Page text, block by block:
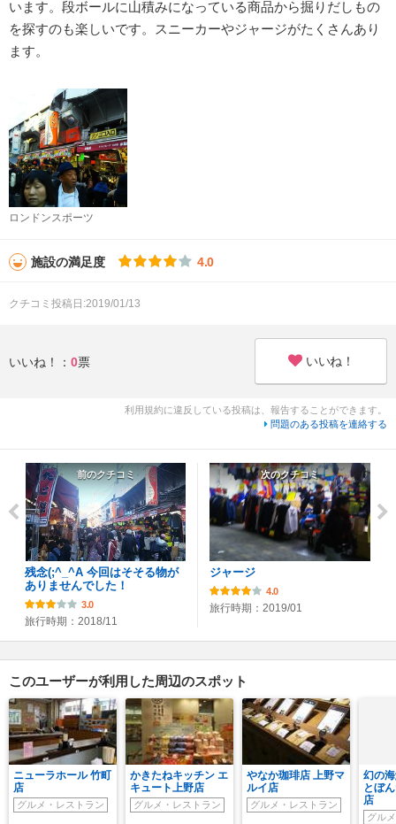
います。段ボールに山積みになっている商品から掘りだしもの
を探すのも楽しいです。スニーカーやジャージがたくさんあり
ます。
ロンドンスポーツ
施設の満足度 4.0
クチコミ投稿日:2019/01/13
いいね！： 0票 いいね！
利用規約に違反している投稿は、報告することができます。
問題のある投稿を連絡する
前のクチコミ
残念(;^_^A 今回はそそる物が
ありませんでした！
3.0
旅行時期：2018/11
次のクチコミ
ジャージ
4.0
旅行時期：2019/01
このユーザーが利用した周辺のスポット
ニューラホール 竹町
店
グルメ・レストラン
かきたねキッチン エ
キュート上野店
グルメ・レストラン
やなか珈琲店 上野マ
ルイ店
グルメ・レストラン
幻の
とぼ
店
グル